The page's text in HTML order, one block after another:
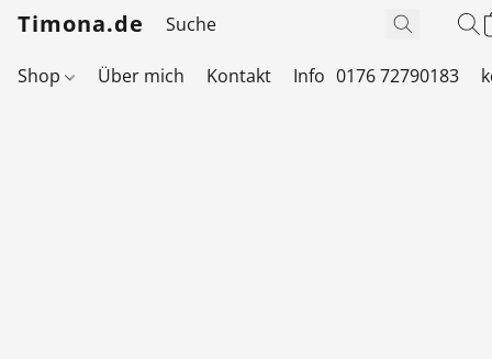
Timona.de
Shop Über mich Kontakt Info 0176 72790183